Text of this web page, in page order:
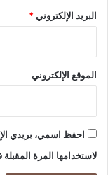
البريد الإلكتروني*
الموقع الإلكتروني
احفظ اسمي، بريدي
لاستخدامها المرة